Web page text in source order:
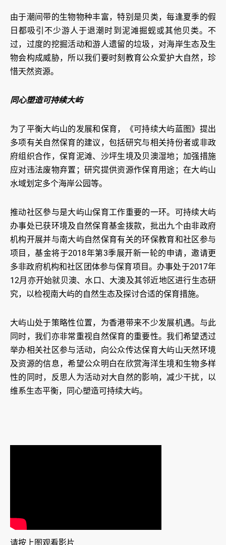
由于潮间带的生物物种丰富，特别是贝类，每逢夏季的假
日都吸引不少游人于退潮时到泥滩掘蚬或其他贝类。不
过，过度的挖掘活动和游人遗留的垃圾，对海岸生态及生
物会构成威胁，所以我们要时刻教育公众爱护大自然，珍
惜天然资源。
同心塑造可持续大屿
为了平衡大屿山的发展和保育，《可持续大屿蓝图》提出
多项有关自然保育的建议，包括研究与相关持份者或非政
府组织合作，保育泥滩、沙坪生境及贝澳湿地；加强措施
应对违法废物弃置；研究提供资源作保育用途；在大屿山
水域划定多个海岸公园等。
推动社区參与是大屿山保育工作重要的一环。可持续大屿
办事处已获环境及自然保育基金拨款，批出九个由非政府
机构开展并与南大屿自然保育有关的环保教育和社区参与
项目，基金将于2018年第3季展开新一轮的申请，邀请更
多非政府机构和社区团体参与保育项目。办事处于2017年
12月亦开始就贝澳、水口、大澳及其邻近地区进行生态研
究，以检视南大屿的自然生态及探讨合适的保育措施。
大屿山处于策略性位置，为香港带来不少发展机遇。与此
同时，我们亦非常重视自然保育的重要性。我们希望透过
举办相关社区参与活动，向公众传达保育大屿山天然环境
及资源的信息，希望公众明白在欣赏海洋生境和生物多样
性的同时，反思人为活动对大自然的影响，减少干扰，以
维系生态平衡，同心塑造可持续大屿。
请按上图观看影片